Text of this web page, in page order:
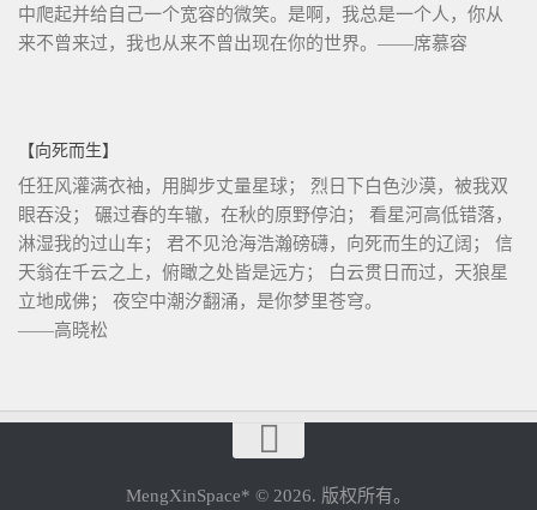
中爬起并给自己一个宽容的微笑。是啊，我总是一个人，你从
来不曾来过，我也从来不曾出现在你的世界。——席慕容
【向死而生】
任狂风灌满衣袖，用脚步丈量星球； 烈日下白色沙漠，被我双
眼吞没； 碾过春的车辙，在秋的原野停泊； 看星河高低错落，
淋湿我的过山车； 君不见沧海浩瀚磅礴，向死而生的辽阔； 信
天翁在千云之上，俯瞰之处皆是远方； 白云贯日而过，天狼星
立地成佛； 夜空中潮汐翻涌，是你梦里苍穹。
——高晓松
MengXinSpace* © 2026. 版权所有。